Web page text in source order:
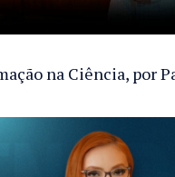
na Ciência, por